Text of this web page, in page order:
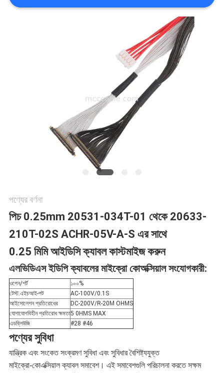
গোপনীয়তা
নীতি
পণ্যের বর্ণনা
পিচ 0.25mm 20531-034T-01 থেকে 20633-
210T-02S ACHR-05V-A-S এর সাথে
0.25 মিমি আইডিসি ক্যাবল কাস্টমাইজ করুন
এলভিডিএস ইডিপি ক্যাবলের মাইক্রো কোঅক্সিয়াল সংযোগকারী:
ওপেন/শর্ট
১০০%
টেস্ট.এইচআই-পট
AC-100V/0.1S
আইসোলেশন প্রতিরোধের
DC-200V/R-20M OHMS
যোগাযোগবিহীন প্রতিরোধ ক্ষমতা5 0HMS MAX
এডব্লিউজি
#28 #46
পণ্যের সুবিধা
যান্ত্রিক এবং সংকেত সংক্রমণ সুবিধা এবং সুবিধার বৈশিষ্ট্যযুক্ত
মাইক্রো-কোএক্সিয়াল ক্যাবল সমাবেশ। এই সমাবেশগুলি পরিচালনা করতে সক্ষম